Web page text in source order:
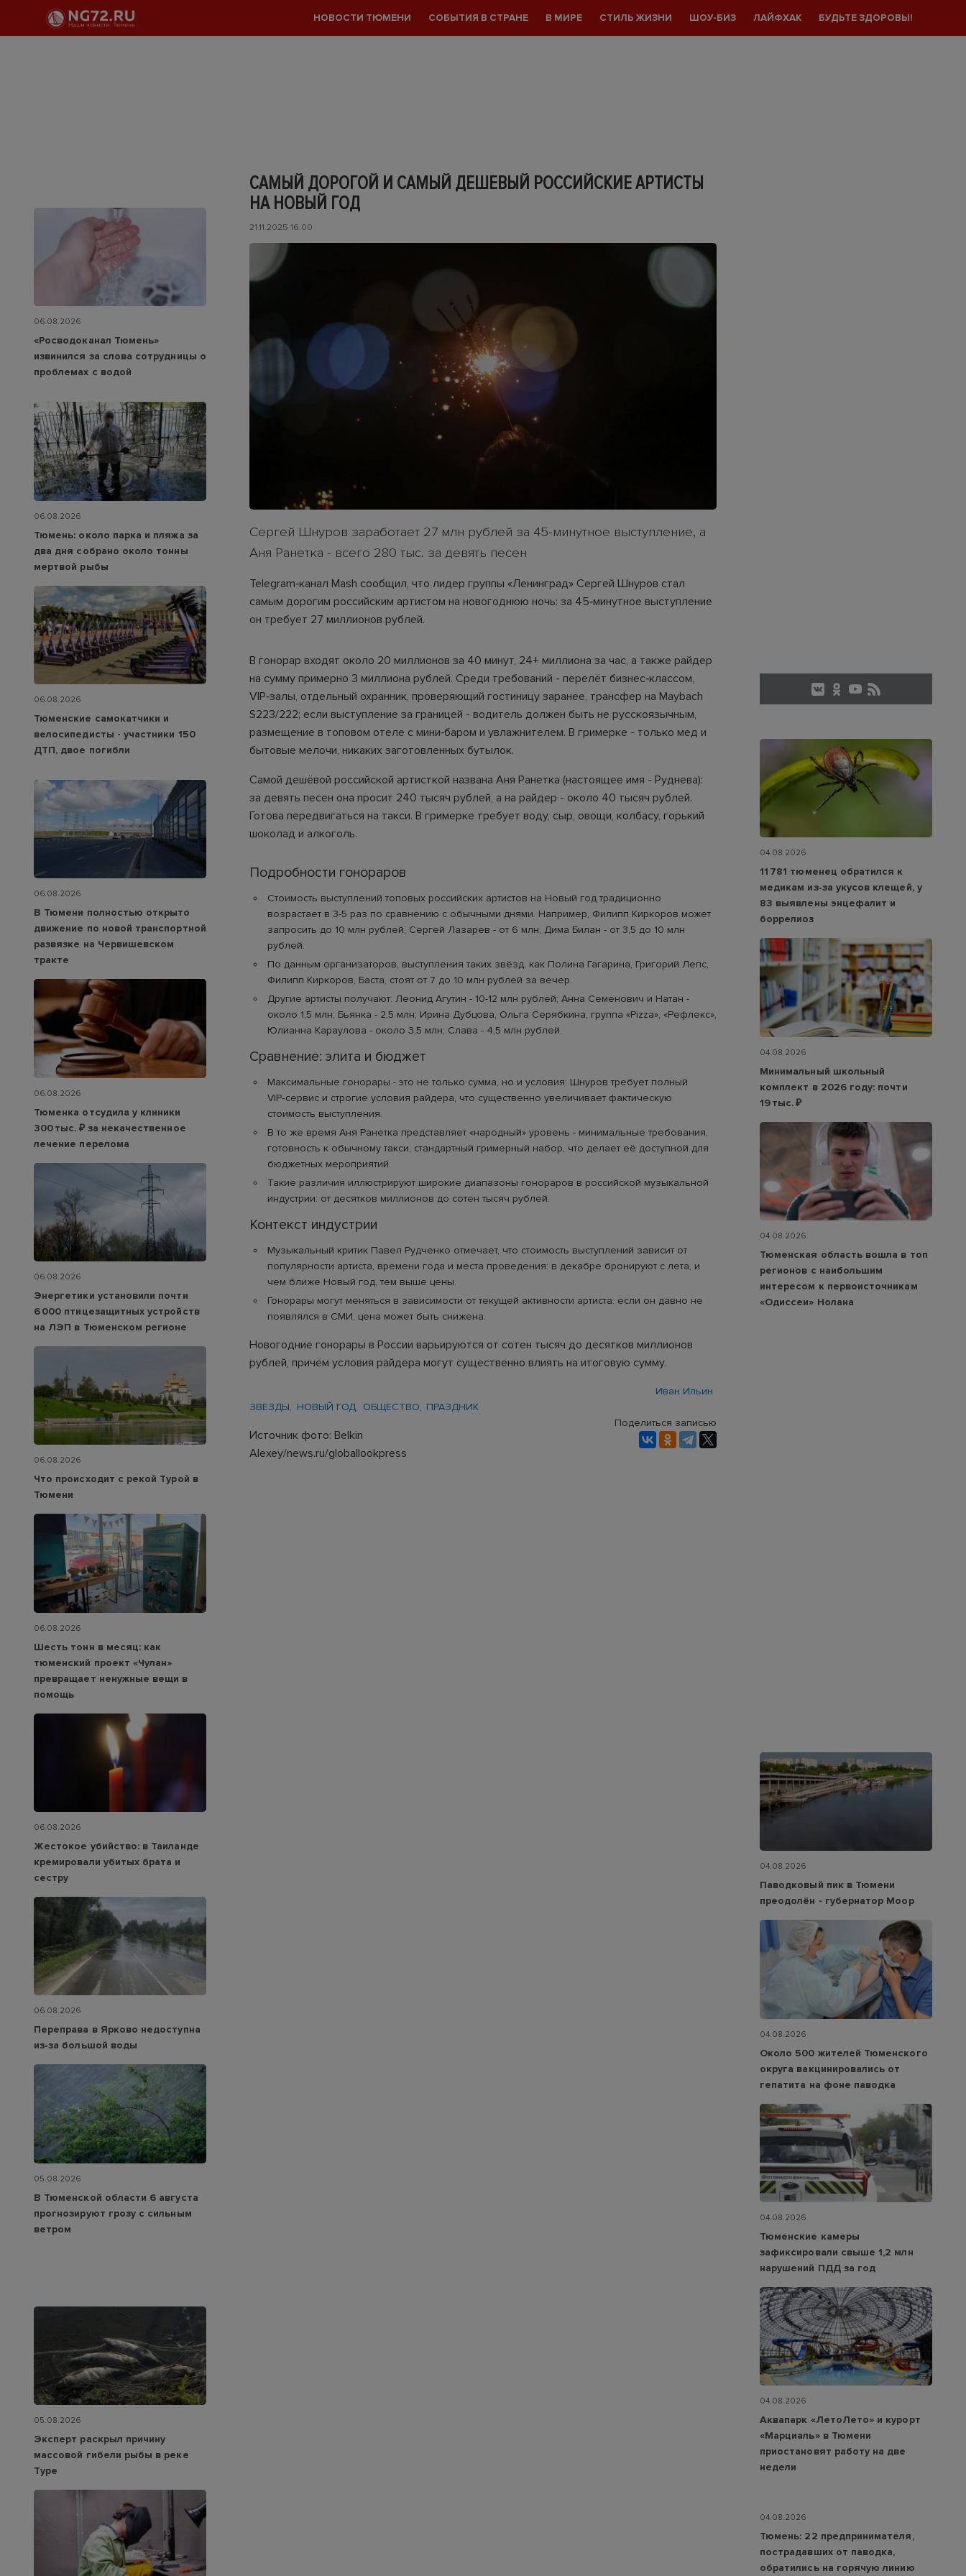
НОВОСТИ ТЮМЕНИ СОБЫТИЯ В СТРАНЕ В МИРЕ СТИЛЬ ЖИЗНИ ШОУ-БИЗ ЛАЙФХАК БУДЬТЕ ЗДОРОВЫ!
САМЫЙ ДОРОГОЙ И САМЫЙ ДЕШЕВЫЙ РОССИЙСКИЕ АРТИСТЫ
НА НОВЫЙ ГОД
21.11.2025 16:00
Сергей Шнуров заработает 27 млн рублей за 45-минутное выступление, а
Аня Ранетка - всего 280 тыс. за девять песен
Telegram‑канал Mash сообщил, что лидер группы «Ленинград» Сергей Шнуров стал
самым дорогим российским артистом на новогоднюю ночь: за 45‑минутное выступление
он требует 27 миллионов рублей.
В гонорар входят около 20 миллионов за 40 минут, 24+ миллиона за час, а также райдер
на сумму примерно 3 миллиона рублей. Среди требований - перелёт бизнес‑классом,
VIP‑залы, отдельный охранник, проверяющий гостиницу заранее, трансфер на Maybach
S223/222; если выступление за границей - водитель должен быть не русскоязычным,
размещение в топовом отеле с мини‑баром и увлажнителем. В гримерке - только мед и
бытовые мелочи, никаких заготовленных бутылок.
Самой дешёвой российской артисткой названа Аня Ранетка (настоящее имя - Руднева):
за девять песен она просит 240 тысяч рублей, а на райдер - около 40 тысяч рублей.
Готова передвигаться на такси. В гримерке требует воду, сыр, овощи, колбасу, горький
шоколад и алкоголь.
Подробности гонораров
Стоимость выступлений топовых российских артистов на Новый год традиционно
возрастает в 3-5 раз по сравнению с обычными днями. Например, Филипп Киркоров может
запросить до 10 млн рублей, Сергей Лазарев - от 6 млн, Дима Билан - от 3,5 до 10 млн
рублей.
По данным организаторов, выступления таких звёзд, как Полина Гагарина, Григорий Лепс,
Филипп Киркоров, Баста, стоят от 7 до 10 млн рублей за вечер.
Другие артисты получают: Леонид Агутин - 10-12 млн рублей; Анна Семенович и Натан -
около 1,5 млн; Бьянка - 2,5 млн; Ирина Дубцова, Ольга Серябкина, группа «Pizza», «Рефлекс»,
Юлианна Караулова - около 3,5 млн; Слава - 4,5 млн рублей.
Сравнение: элита и бюджет
Максимальные гонорары - это не только сумма, но и условия: Шнуров требует полный
VIP‑сервис и строгие условия райдера, что существенно увеличивает фактическую
стоимость выступления.
В то же время Аня Ранетка представляет «народный» уровень - минимальные требования,
готовность к обычному такси, стандартный гримерный набор, что делает её доступной для
бюджетных мероприятий.
Такие различия иллюстрируют широкие диапазоны гонораров в российской музыкальной
индустрии: от десятков миллионов до сотен тысяч рублей.
Контекст индустрии
Музыкальный критик Павел Рудченко отмечает, что стоимость выступлений зависит от
популярности артиста, времени года и места проведения: в декабре бронируют с лета, и
чем ближе Новый год, тем выше цены.
Гонорары могут меняться в зависимости от текущей активности артиста: если он давно не
появлялся в СМИ, цена может быть снижена.
Новогодние гонорары в России варьируются от сотен тысяч до десятков миллионов
рублей, причём условия райдера могут существенно влиять на итоговую сумму.
Иван Ильин
ЗВЕЗДЫ
НОВЫЙ ГОД ОБЩЕСТВО ПРАЗДНИК
Источник фото: Belkin
Alexey/news.ru/globallookpress
Поделиться записью
06.08.2026
«Росводоканал Тюмень»
извинился за слова сотрудницы о
проблемах с водой
06.08.2026
Тюмень: около парка и пляжа за
два дня собрано около тонны
мертвой рыбы
06.08.2026
Тюменские самокатчики и
велосипедисты - участники 150
ДТП, двое погибли
06.08.2026
В Тюмени полностью открыто
движение по новой транспортной
развязке на Червишевском
тракте
06.08.2026
Тюменка отсудила у клиники
300 тыс. ₽ за некачественное
лечение перелома
06.08.2026
Энергетики установили почти
6 000 птицезащитных устройств
на ЛЭП в Тюменском регионе
06.08.2026
Что происходит с рекой Турой в
Тюмени
06.08.2026
Шесть тонн в месяц: как
тюменский проект «Чулан»
превращает ненужные вещи в
помощь
06.08.2026
Жестокое убийство: в Таиланде
кремировали убитых брата и
сестру
06.08.2026
Переправа в Ярково недоступна
из‑за большой воды
05.08.2026
В Тюменской области 6 августа
прогнозируют грозу с сильным
ветром
05.08.2026
Эксперт раскрыл причину
массовой гибели рыбы в реке
Туре
04.08.2026
11 781 тюменец обратился к
медикам из‑за укусов клещей, у
83 выявлены энцефалит и
боррелиоз
04.08.2026
Минимальный школьный
комплект в 2026 году: почти
19 тыс. ₽
04.08.2026
Тюменская область вошла в топ
регионов с наибольшим
интересом к первоисточникам
«Одиссеи» Нолана
04.08.2026
Паводковый пик в Тюмени
преодолён - губернатор Моор
04.08.2026
Около 500 жителей Тюменского
округа вакцинировались от
гепатита на фоне паводка
04.08.2026
Тюменские камеры
зафиксировали свыше 1,2 млн
нарушений ПДД за год
04.08.2026
Аквапарк «ЛетоЛето» и курорт
«Марциаль» в Тюмени
приостановят работу на две
недели
04.08.2026
Тюмень: 22 предпринимателя,
пострадавших от паводка,
обратились на горячую линию